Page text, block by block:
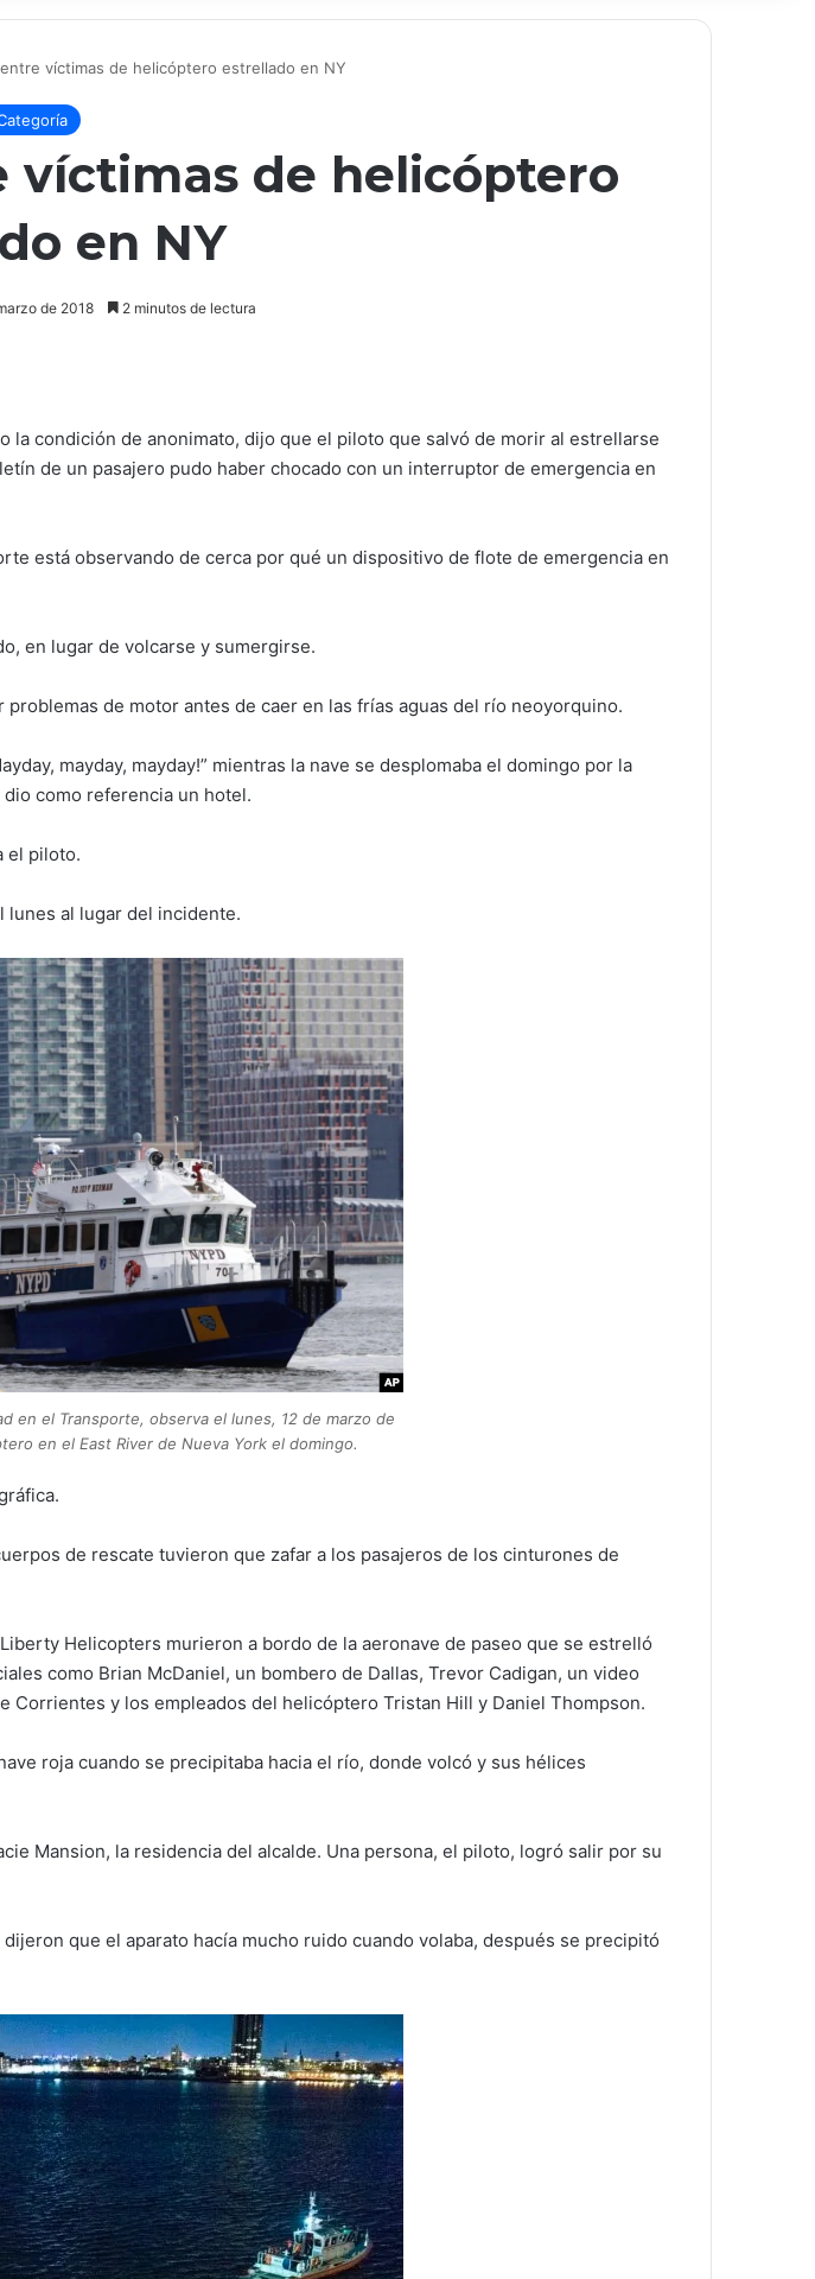
víctimas de helicóptero estrellado en NY
de helicóptero
en NY
de 2018 2 minutos de lectura
la condición de anonimato, dijo que el piloto que salvó de morir al estrellarse
de un pasajero pudo haber chocado con un interruptor de emergencia en
está observando de cerca por qué un dispositivo de flote de emergencia en
en lugar de volcarse y sumergirse.
de motor antes de caer en las frías aguas del río neoyorquino.
mayday, mayday!” mientras la nave se desplomaba el domingo por la
dio como referencia un hotel.
el piloto.
lunes al lugar del incidente.
en el Transporte, observa el lunes, 12 de marzo de
en el East River de Nueva York el domingo.
de rescate tuvieron que zafar a los pasajeros de los cinturones de
Helicopters murieron a bordo de la aeronave de paseo que se estrelló
como Brian McDaniel, un bombero de Dallas, Trevor Cadigan, un video
Corrientes y los empleados del helicóptero Tristan Hill y Daniel Thompson.
roja cuando se precipitaba hacia el río, donde volcó y sus hélices
Mansion, la residencia del alcalde. Una persona, el piloto, logró salir por su
que el aparato hacía mucho ruido cuando volaba, después se precipitó